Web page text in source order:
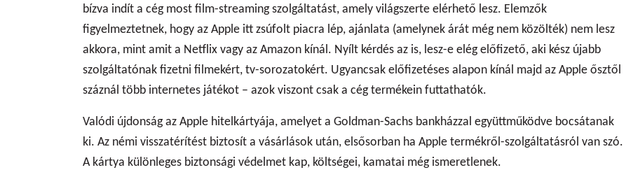
bízva indít a cég most film-streaming szolgáltatást, amely világszerte elérhető lesz. Elemzők
figyelmeztetnek, hogy az Apple itt zsúfolt piacra lép, ajánlata (amelynek árát még nem közölték) nem lesz
akkora, mint amit a Netflix vagy az Amazon kínál. Nyílt kérdés az is, lesz-e elég előfizető, aki kész újabb
szolgáltatónak fizetni filmekért, tv-sorozatokért. Ugyancsak előfizetéses alapon kínál majd az Apple ősztől
száznál több internetes játékot – azok viszont csak a cég termékein futtathatók.
Valódi újdonság az Apple hitelkártyája, amelyet a Goldman-Sachs bankházzal együttműködve bocsátanak
ki. Az némi visszatérítést biztosít a vásárlások után, elsősorban ha Apple termékről-szolgáltatásról van szó.
A kártya különleges biztonsági védelmet kap, költségei, kamatai még ismeretlenek.